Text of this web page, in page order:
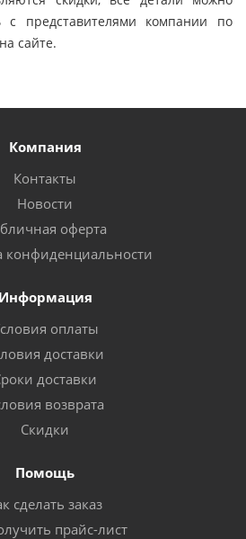
с представителями компании по
сайте.
Компания
Контакты
Новости
оферта
конфиденциальности
Информация
оплаты
доставки
доставки
возврата
Скидки
Помощь
сделать заказ
прайс-лист